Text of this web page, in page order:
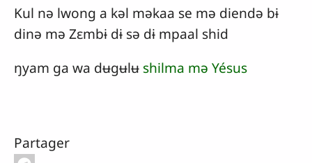
Kul nə lwong a kəl məkaa se mə diendə bɨ
dinə mə Zɛmbɨ dɨ sə dɨ mpaal shid
ŋyam ga wa dʉgʉlʉ shilma mə Yésus
Partager